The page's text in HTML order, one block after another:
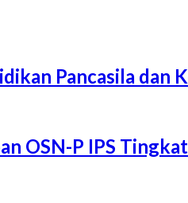
Pancasila
OSN-P IPS